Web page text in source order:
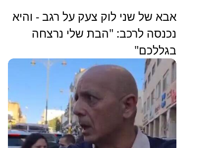
אבא של שני לוק צעק על רגב - והיא
נכנסה לרכב: "הבת שלי נרצחה
בגללכם"